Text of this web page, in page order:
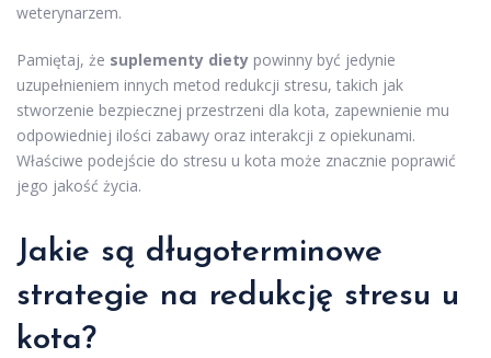
weterynarzem.
Pamiętaj, że suplementy diety powinny być jedynie
uzupełnieniem innych metod redukcji stresu, takich jak
stworzenie bezpiecznej przestrzeni dla kota, zapewnienie mu
odpowiedniej ilości zabawy oraz interakcji z opiekunami.
Właściwe podejście do stresu u kota może znacznie poprawić
jego jakość życia.
Jakie są długoterminowe
strategie na redukcję stresu u
kota?